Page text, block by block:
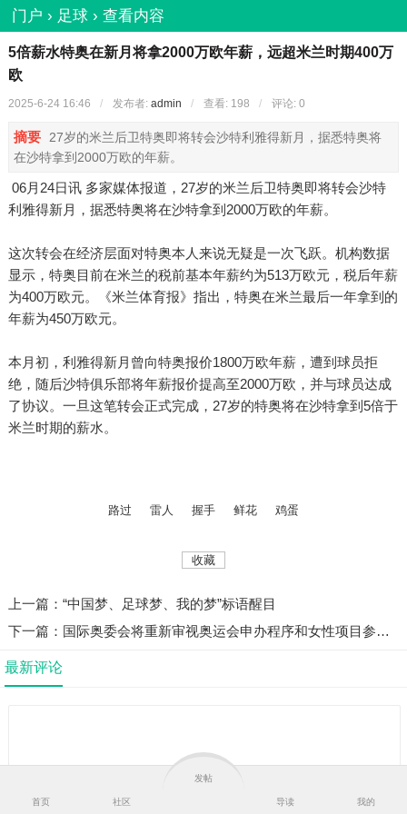
门户 › 足球 › 查看内容
5倍薪水特奥在新月将拿2000万欧年薪，远超米兰时期400万
欧
2025-6-24 16:46 / 发布者: admin / 查看: 198 / 评论: 0
摘要
27岁的米兰后卫特奥即将转会沙特利雅得新月，据悉特奥将
在沙特拿到2000万欧的年薪。
06月24日讯 多家媒体报道，27岁的米兰后卫特奥即将转会沙特
利雅得新月，据悉特奥将在沙特拿到2000万欧的年薪。
这次转会在经济层面对特奥本人来说无疑是一次飞跃。机构数据
显示，特奥目前在米兰的税前基本年薪约为513万欧元，税后年薪
为400万欧元。《米兰体育报》指出，特奥在米兰最后一年拿到的
年薪为450万欧元。
本月初，利雅得新月曾向特奥报价1800万欧年薪，遭到球员拒
绝，随后沙特俱乐部将年薪报价提高至2000万欧，并与球员达成
了协议。一旦这笔转会正式完成，27岁的特奥将在沙特拿到5倍于
米兰时期的薪水。
路过 雷人 握手 鲜花 鸡蛋
收藏
上一篇：“中国梦、足球梦、我的梦”标语醒目
下一篇：国际奥委会将重新审视奥运会申办程序和女性项目参赛资格标准 ...
最新评论
首页 社区
发帖
导读 我的